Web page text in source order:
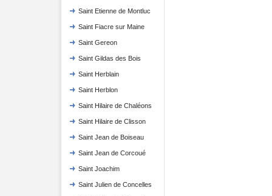
Saint Etienne de Montluc
Saint Fiacre sur Maine
Saint Gereon
Saint Gildas des Bois
Saint Herblain
Saint Herblon
Saint Hilaire de Chaléons
Saint Hilaire de Clisson
Saint Jean de Boiseau
Saint Jean de Corcoué
Saint Joachim
Saint Julien de Concelles